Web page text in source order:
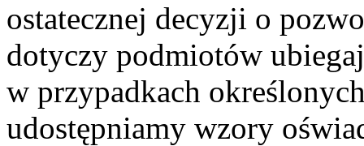
ostatecznej decyzji o
dotyczy podmiotów
w przypadkach
udostępniamy wzory